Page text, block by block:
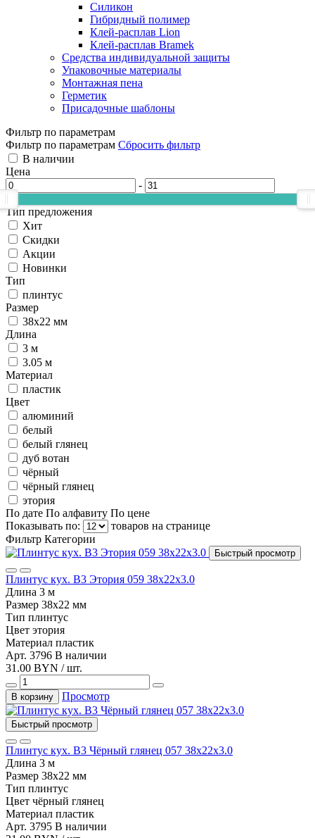
Силикон
Гибридный полимер
Клей-расплав Lion
Клей-расплав Bramek
Средства индивидуальной защиты
Упаковочные материалы
Монтажная пена
Герметик
Присадочные шаблоны
Фильтр по параметрам
Фильтр по параметрам Сбросить фильтр
В наличии
Цена
-
Тип предложения
Хит
Скидки
Акции
Новинки
Тип
плинтус
Размер
38х22 мм
Длина
3 м
3.05 м
Материал
пластик
Цвет
алюминий
белый
белый глянец
дуб вотан
чёрный
чёрный глянец
этория
По дате По алфавиту По цене
Показывать по:
товаров на странице
Фильтр Категории
Быстрый просмотр
Плинтус кух. В3 Этория 059 38х22х3.0
Длина 3 м
Размер 38х22 мм
Тип плинтус
Цвет этория
Материал пластик
Арт. 3796 В наличии
31.00 BYN / шт.
В корзину Просмотр
Быстрый просмотр
Плинтус кух. В3 Чёрный глянец 057 38х22х3.0
Длина 3 м
Размер 38х22 мм
Тип плинтус
Цвет чёрный глянец
Материал пластик
Арт. 3795 В наличии